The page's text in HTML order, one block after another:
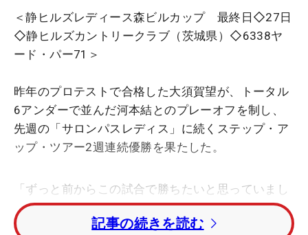
＜静ヒルズレディース森ビルカップ 最終日◇27日
◇静ヒルズカントリークラブ（茨城県）◇6338ヤ
ード・パー71＞
昨年のプロテストで合格した大須賀望が、トータル
6アンダーで並んだ河本結とのプレーオフを制し、
先週の「サロンパスレディス」に続くステップ・ア
ップ・ツアー2週連続優勝を果たした。
「ずっと前からこの試合で勝ちたいと思っていまし
た」。今年から拠点とし、練習をさせてもらってい
るコースへの恩返しVに、自然と笑みもこぼれる。
記事の続きを読む